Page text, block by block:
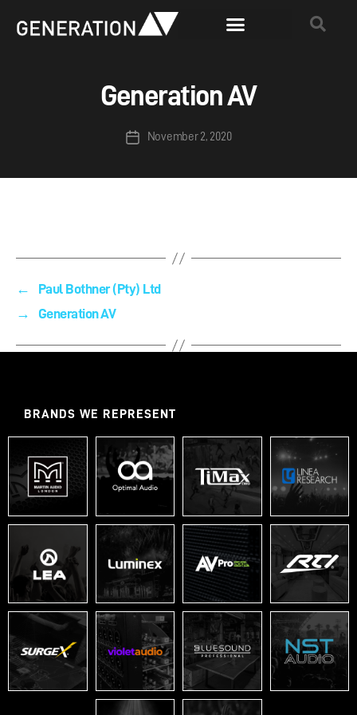
Generation AV
November 2, 2020
←
Paul Bothner (Pty) Ltd
→
Generation AV
BRANDS WE REPRESENT